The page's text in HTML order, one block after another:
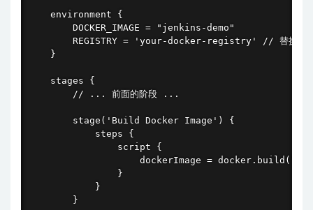
    environment {
        DOCKER_IMAGE = "jenkins-demo"
REGISTRY = 'your-docker-registry' // 替换为实
    }
    stages {
        // ... 前面的阶段 ...
        stage('Build Docker Image') {
            steps {
                script {
dockerImage =
                }
            }
        }